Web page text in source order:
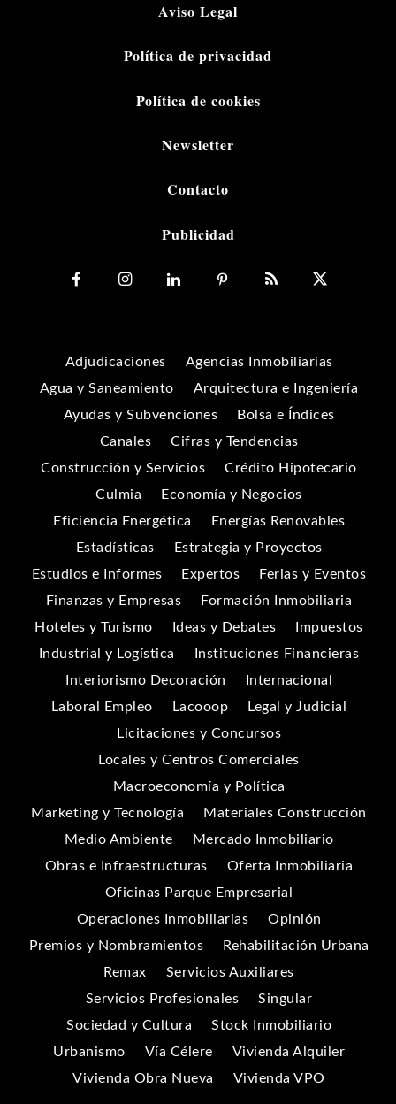
Aviso Legal
Política de privacidad
Política de cookies
Newsletter
Contacto
Publicidad
Adjudicaciones
Agencias Inmobiliarias
Agua y Saneamiento
Arquitectura e Ingeniería
Ayudas y Subvenciones
Bolsa e Índices
Canales
Cifras y Tendencias
Construcción y Servicios
Crédito Hipotecario
Culmia
Economía y Negocios
Eficiencia Energética
Energías Renovables
Estadísticas
Estrategia y Proyectos
Estudios e Informes
Expertos
Ferias y Eventos
Finanzas y Empresas
Formación Inmobiliaria
Hoteles y Turismo
Ideas y Debates
Impuestos
Industrial y Logística
Instituciones Financieras
Interiorismo Decoración
Internacional
Laboral Empleo
Lacooop
Legal y Judicial
Licitaciones y Concursos
Locales y Centros Comerciales
Macroeconomía y Política
Marketing y Tecnología
Materiales Construcción
Medio Ambiente
Mercado Inmobiliario
Obras e Infraestructuras
Oferta Inmobiliaria
Oficinas Parque Empresarial
Operaciones Inmobiliarias
Opinión
Premios y Nombramientos
Rehabilitación Urbana
Remax
Servicios Auxiliares
Servicios Profesionales
Singular
Sociedad y Cultura
Stock Inmobiliario
Urbanismo
Vía Célere
Vivienda Alquiler
Vivienda Obra Nueva
Vivienda VPO